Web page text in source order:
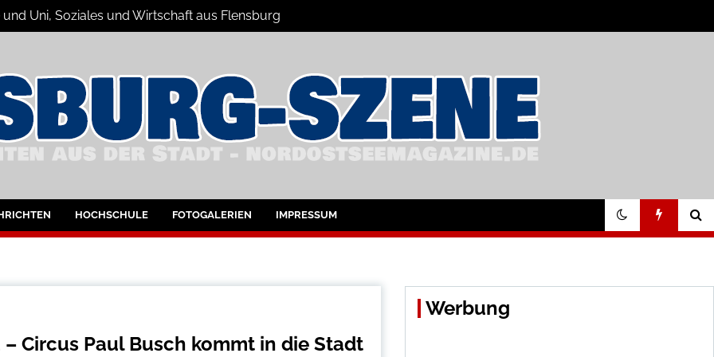
Uni, Soziales und Wirtschaft aus Flensburg
HOCHSCHULE FOTOGALERIEN IMPRESSUM
Circus Paul Busch kommt in die Stadt
Werbung